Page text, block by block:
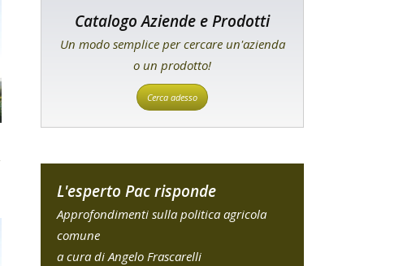
Catalogo Aziende e Prodotti
Un modo semplice per cercare un'azienda
o un prodotto!
Cerca adesso
L'esperto Pac risponde
Approfondimenti sulla politica agricola
comune
a cura di Angelo Frascarelli